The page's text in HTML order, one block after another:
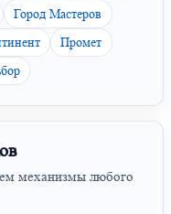
Город Мастеров
Промет
механизмы любого